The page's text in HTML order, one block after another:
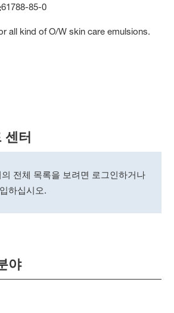
61788-85-0
all kind of O/W skin care emulsions.
센터
전체 목록을 보려면 로그인하거나
하십시오.
야